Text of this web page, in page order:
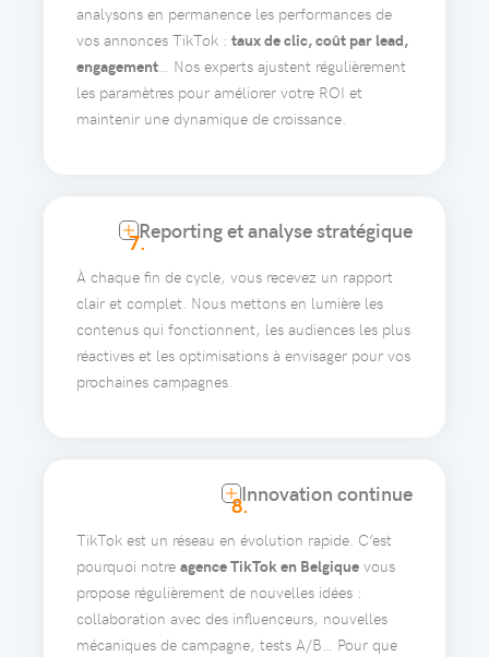
analysons en permanence les performances de
vos annonces TikTok : taux de clic, coût par lead,
engagement… Nos experts ajustent régulièrement
les paramètres pour améliorer votre ROI et
maintenir une dynamique de croissance.
7.Reporting et analyse stratégique
À chaque fin de cycle, vous recevez un rapport
clair et complet. Nous mettons en lumière les
contenus qui fonctionnent, les audiences les plus
réactives et les optimisations à envisager pour vos
prochaines campagnes.
8.Innovation continue
TikTok est un réseau en évolution rapide. C’est
pourquoi notre agence TikTok en Belgique vous
propose régulièrement de nouvelles idées :
collaboration avec des influenceurs, nouvelles
mécaniques de campagne, tests A/B… Pour que